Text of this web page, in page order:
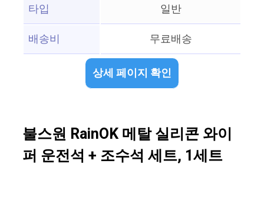
타입
일반
배송비
무료배송
상세 페이지 확인
불스원 RainOK 메탈 실리콘 와이
퍼 운전석 + 조수석 세트, 1세트